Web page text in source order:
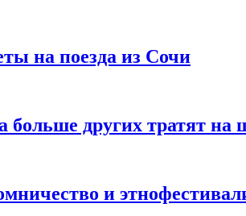
на поезда из Сочи
больше других тратят
и